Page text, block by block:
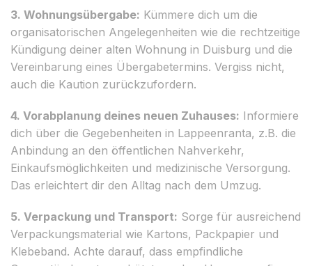
3. Wohnungsübergabe: Kümmere dich um die
organisatorischen Angelegenheiten wie die rechtzeitige
Kündigung deiner alten Wohnung in Duisburg und die
Vereinbarung eines Übergabetermins. Vergiss nicht,
auch die Kaution zurückzufordern.
4. Vorabplanung deines neuen Zuhauses: Informiere
dich über die Gegebenheiten in Lappeenranta, z.B. die
Anbindung an den öffentlichen Nahverkehr,
Einkaufsmöglichkeiten und medizinische Versorgung.
Das erleichtert dir den Alltag nach dem Umzug.
5. Verpackung und Transport: Sorge für ausreichend
Verpackungsmaterial wie Kartons, Packpapier und
Klebeband. Achte darauf, dass empfindliche